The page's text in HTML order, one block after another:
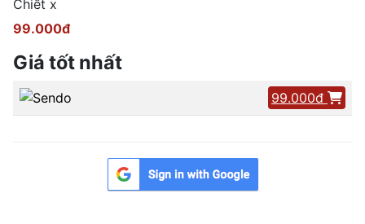
Chiết x
99.000đ
Giá tốt nhất
99.000đ